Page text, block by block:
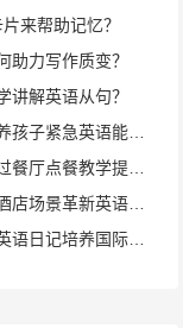
来帮助记忆？
助力写作质变？
讲解英语从句？
VIPKID 如何培养孩子紧急英语能力？
VIPKID 如何通过餐厅点餐教学提升少儿英语应用能力？
VIPKID 如何用酒店场景革新英语教学？
VIPKID 如何用英语日记培养国际化人才？